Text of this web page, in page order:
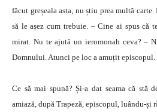
făcut greșeala asta, nu știu prea multă
să le așez cum trebuie. – Cine ai spus că
mirat. Nu te ajută un ieromonah ceva? –
Domnului. Atunci pe loc a amuțit episcopul.
Ce să mai spună? Și-a dat seama că stă
amiază, după Trapeză, episcopul, luându-și